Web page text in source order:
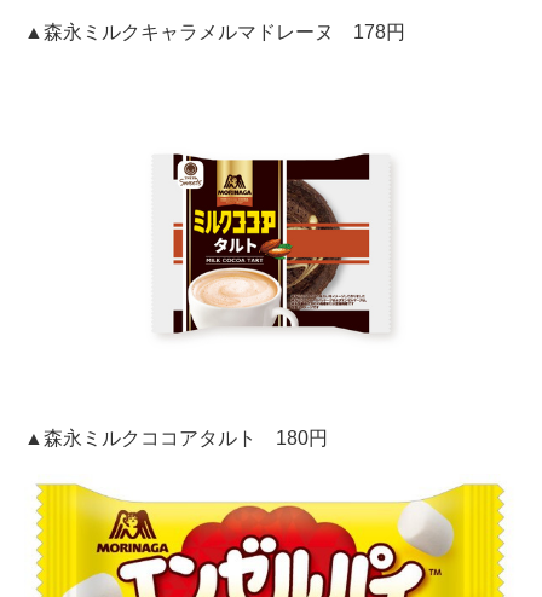
▲森永ミルクキャラメルマドレーヌ 178円
▲森永ミルクココアタルト 180円